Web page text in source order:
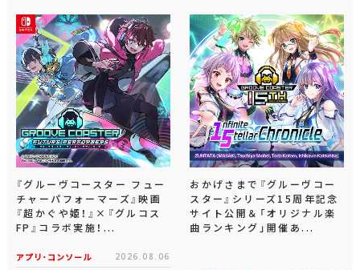
『グルーヴコースター フュー
チャーパフォーマーズ』映画
『超かぐや姫！』×『グルコス
FP』コラボ実施！...
アプリ･コンソール 2026.08.06
おかげさまで『グルーヴコー
スター』シリーズ15周年記念
サイト公開＆「オリジナル楽
曲ランキング」開催あ...